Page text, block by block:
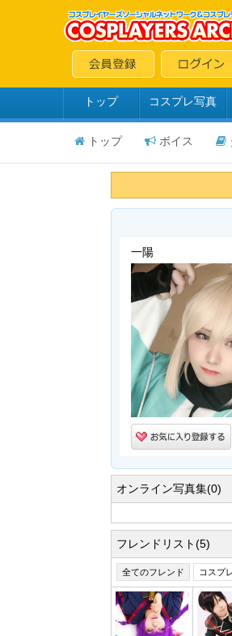
トップ コスプレ写真
トップ ボイス
一陽
オンライン写真集(0)
フレンドリスト(5)
全てのフレンド コスプ